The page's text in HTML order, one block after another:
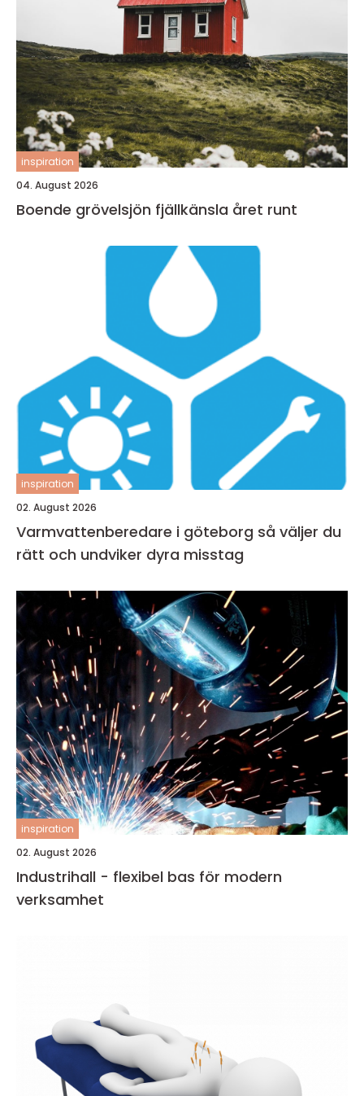
inspiration
04. August 2026
Boende grövelsjön fjällkänsla året runt
inspiration
02. August 2026
Varmvattenberedare i göteborg så väljer du
rätt och undviker dyra misstag
inspiration
02. August 2026
Industrihall - flexibel bas för modern
verksamhet